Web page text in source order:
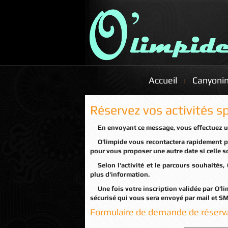
Accueil
Réservez vos activités
En envoyant ce message, vous
O'limpide vous recontactera rapidement pour vous confirmer votre inscription sur les plannings, ou
pour vous proposer une autre date si celle
Selon l'activité et le parcours souhaités, O'limpide pourra vous recontacter afin de vous demander
plus d'information.
Une fois votre inscription validée par O'limpide, vous pourrez confirmer votre réservation via un lien
sécurisé qui vous sera envoyé par mail et
Formulaire de demande de